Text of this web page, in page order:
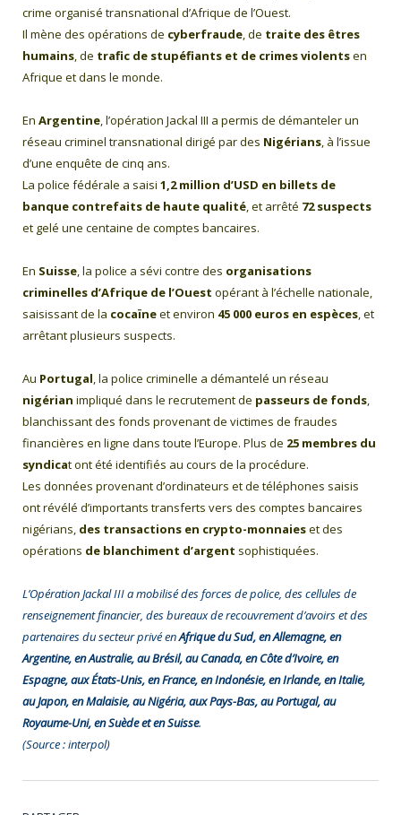
crime organisé transnational d’Afrique de l’Ouest.
Il mène des opérations de cyberfraude , de traite des êtres
humains , de trafic de stupéfiants et de crimes violentsen
Afrique et dans le monde.
En Argentine, l’opération Jackal III a permis de démanteler un
réseau criminel transnational dirigé par des Nigérians, à l’issue
d’une enquête de cinq ans.
La police fédérale a saisi 1,2 million d’USD en billets de
banque contrefaits de haute qualité, et arrêté 72 suspects
et gelé une centaine de comptes bancaires.
En Suisse, la police a sévi contre des organisations
criminelles d’Afrique de l’Ouest opérant à l’échelle nationale,
saisissant de la cocaïneet environ 45 000 euros en espèces, et
arrêtant plusieurs suspects.
Au Portugal, la police criminelle a démantelé un réseau
nigérian impliqué dans le recrutement de passeurs de fonds,
blanchissant des fonds provenant de victimes de fraudes
financières en ligne dans toute l’Europe. Plus de 25 membres du
syndicat ont été identifiés au cours de la procédure.
Les données provenant d’ordinateurs et de téléphones saisis
ont révélé d’importants transferts vers des comptes bancaires
nigérians, des transactions en crypto-monnaieset des
opérations de blanchiment d’argent sophistiquées.
L’Opération Jackal III a mobilisé des forces de police, des cellules de
renseignement financier, des bureaux de recouvrement d’avoirs et des
partenaires du secteur privé enAfrique du Sud, en Allemagne, en
Argentine, en Australie, au Brésil, au Canada, en Côte d’Ivoire, en
Espagne, aux États-Unis, en France, en Indonésie, en Irlande, en Italie,
au Japon, en Malaisie, au Nigéria, aux Pays-Bas, au Portugal, au
Royaume-Uni, en Suède et en Suisse.
(Source : interpol)